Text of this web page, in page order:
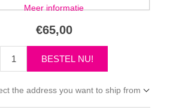
Fabrikant: Medela
€65,00
the address you want to ship from
Meer informatie